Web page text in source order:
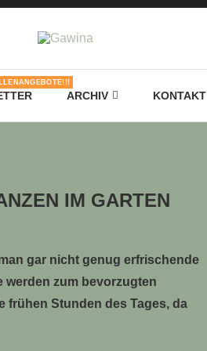
ARCHIV KONTAKT
IM GARTEN
gar nicht genug erfrischende
werden zum bevorzugten
frühen Stunden des Tages, da